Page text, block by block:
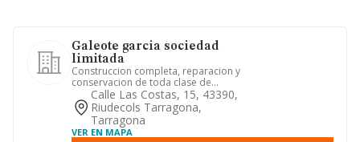
Galeote garcia sociedad
limitada
Construccion completa, reparacion y
conservacion de toda clase de
edificios y obras por cuenta prop...
Calle Las Costas, 15, 43390,
Riudecols Tarragona,
Tarragona
VER EN MAPA